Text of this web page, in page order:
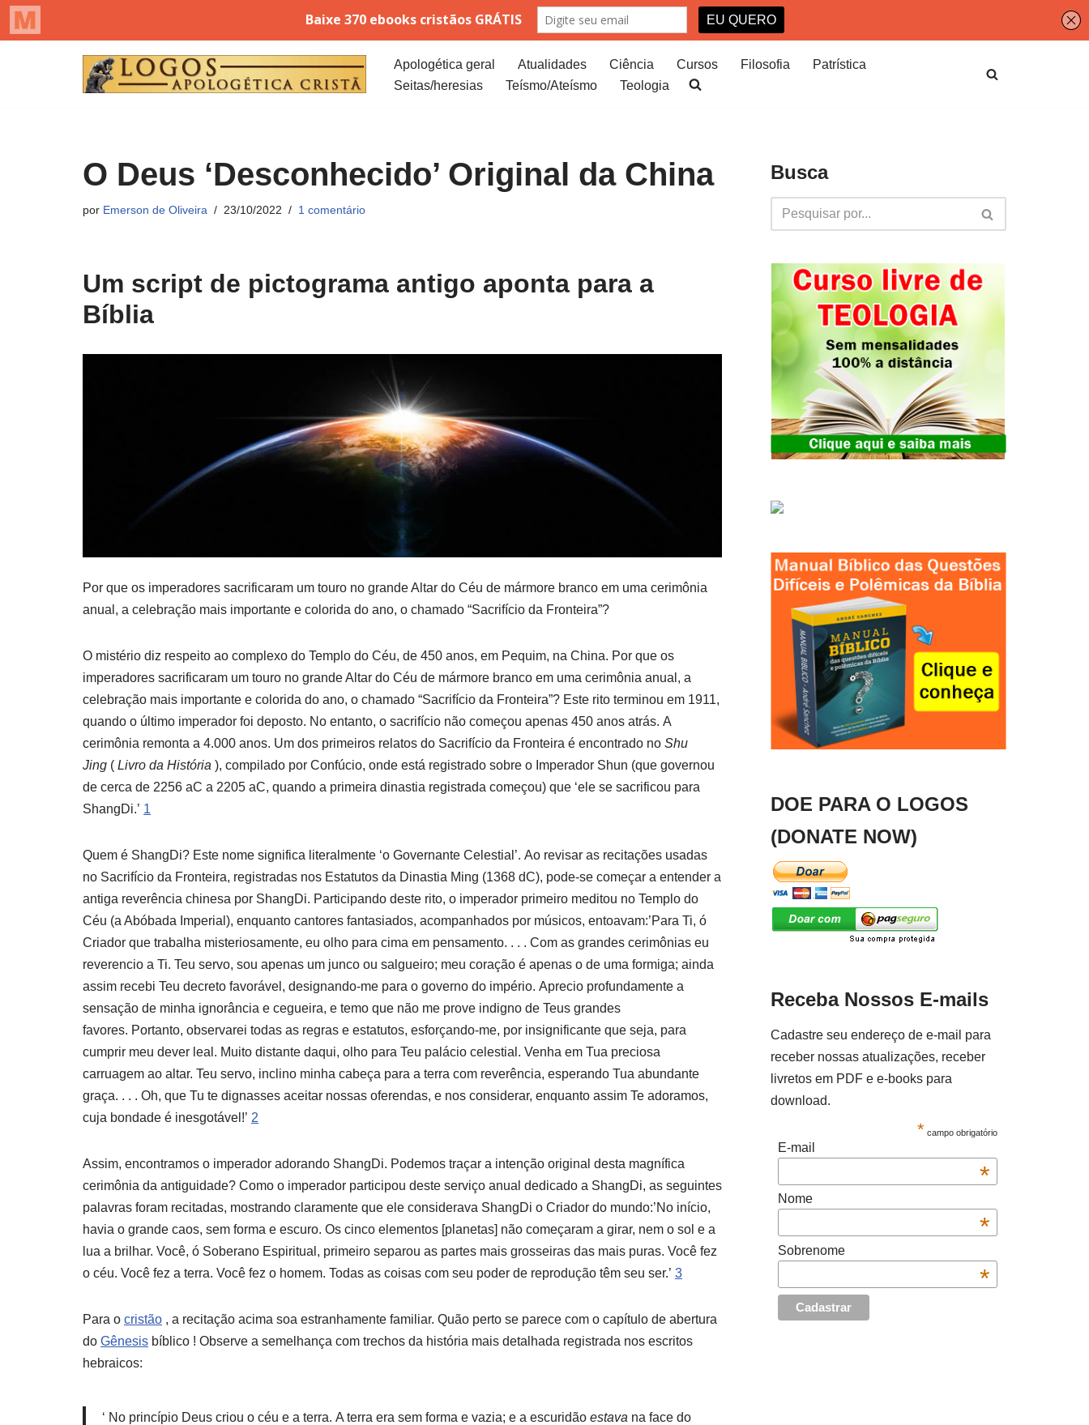
Apologética geral Atualidades Ciência Cursos Filosofia
Patrística
Seitas/heresias
Teísmo/Ateísmo Teologia
O Deus ‘Desconhecido’ Original da China
por Emerson de Oliveira 23/10/2022 1 comentário
Um script de pictograma antigo aponta para a
Bíblia
Por que os imperadores sacrificaram um touro no grande Altar do Céu de mármore branco em uma cerimônia
anual, a celebração mais importante e colorida do ano, o chamado “Sacrifício da Fronteira”?
O mistério diz respeito ao complexo do Templo do Céu, de 450 anos, em Pequim, na China. Por que os
imperadores sacrificaram um touro no grande Altar do Céu de mármore branco em uma cerimônia anual, a
celebração mais importante e colorida do ano, o chamado “Sacrifício da Fronteira”? Este rito terminou em 1911,
quando o último imperador foi deposto. No entanto, o sacrifício não começou apenas 450 anos atrás. A
cerimônia remonta a 4.000 anos. Um dos primeiros relatos do Sacrifício da Fronteira é encontrado no Shu
Jing ( Livro da História ), compilado por Confúcio, onde está registrado sobre o Imperador Shun (que governou
de cerca de 2256 aC a 2205 aC, quando a primeira dinastia registrada começou) que ‘ele se sacrificou para
ShangDi.’ 1
Quem é ShangDi? Este nome significa literalmente ‘o Governante Celestial’. Ao revisar as recitações usadas
no Sacrifício da Fronteira, registradas nos Estatutos da Dinastia Ming (1368 dC), pode-se começar a entender a
antiga reverência chinesa por ShangDi. Participando deste rito, o imperador primeiro meditou no Templo do
Céu (a Abóbada Imperial), enquanto cantores fantasiados, acompanhados por músicos, entoavam:’Para Ti, ó
Criador que trabalha misteriosamente, eu olho para cima em pensamento. . . . Com as grandes cerimônias eu
reverencio a Ti. Teu servo, sou apenas um junco ou salgueiro; meu coração é apenas o de uma formiga; ainda
assim recebi Teu decreto favorável, designando-me para o governo do império. Aprecio profundamente a
sensação de minha ignorância e cegueira, e temo que não me prove indigno de Teus grandes
favores. Portanto, observarei todas as regras e estatutos, esforçando-me, por insignificante que seja, para
cumprir meu dever leal. Muito distante daqui, olho para Teu palácio celestial. Venha em Tua preciosa
carruagem ao altar. Teu servo, inclino minha cabeça para a terra com reverência, esperando Tua abundante
graça. . . . Oh, que Tu te dignasses aceitar nossas oferendas, e nos considerar, enquanto assim Te adoramos,
cuja bondade é inesgotável!’ 2
Assim, encontramos o imperador adorando ShangDi. Podemos traçar a intenção original desta magnífica
cerimônia da antiguidade? Como o imperador participou deste serviço anual dedicado a ShangDi, as seguintes
palavras foram recitadas, mostrando claramente que ele considerava ShangDi o Criador do mundo:’No início,
havia o grande caos, sem forma e escuro. Os cinco elementos [planetas] não começaram a girar, nem o sol e a
lua a brilhar. Você, ó Soberano Espiritual, primeiro separou as partes mais grosseiras das mais puras. Você fez
o céu. Você fez a terra. Você fez o homem. Todas as coisas com seu poder de reprodução têm seu ser.’ 3
Para o cristão , a recitação acima soa estranhamente familiar. Quão perto se parece com o capítulo de abertura
do Gênesis bíblico ! Observe a semelhança com trechos da história mais detalhada registrada nos escritos
hebraicos:
‘ No princípio Deus criou o céu e a terra. A terra era sem forma e vazia; e a escuridão estava na face do
Busca
DOE PARA O LOGOS
(DONATE NOW)
Receba Nossos E-mails
Cadastre seu endereço de e-mail para
receber nossas atualizações, receber
livretos em PDF e e-books para
download.
* campo obrigatório
E-mail
*
Nome
*
Sobrenome
*